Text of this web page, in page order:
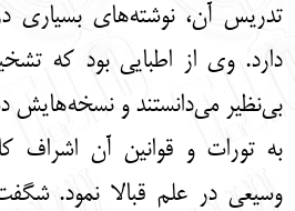
تدریس آن، نوشته‌های بسیاری
دارد. وی از اطبایی بود که
بی‌نظیر می‌دانستند و
به تورات و قوانین آن اشراف
وسیعی در علم قبالا نمود.